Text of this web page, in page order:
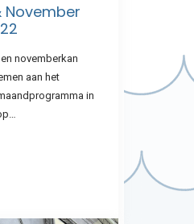
November
novemberkan
aan het
in